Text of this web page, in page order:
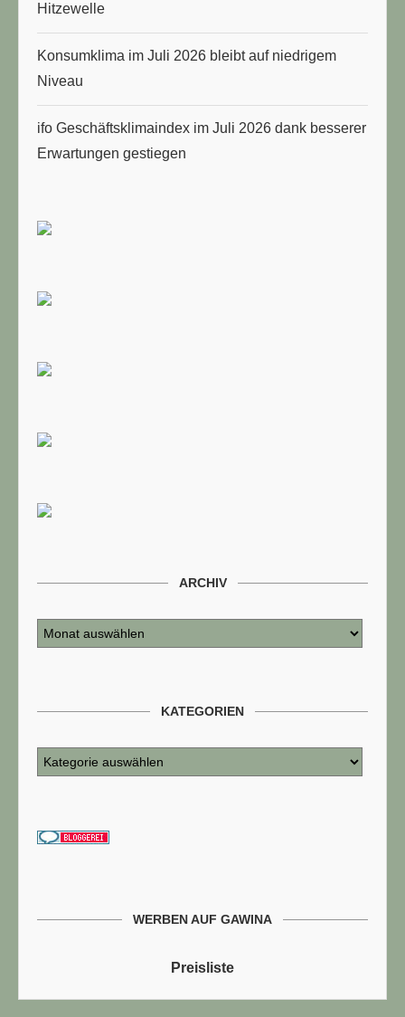
Hitzewelle
Konsumklima im Juli 2026 bleibt auf niedrigem
Niveau
ifo Geschäftsklimaindex im Juli 2026 dank besserer
Erwartungen gestiegen
ARCHIV
KATEGORIEN
WERBEN AUF GAWINA
Preisliste